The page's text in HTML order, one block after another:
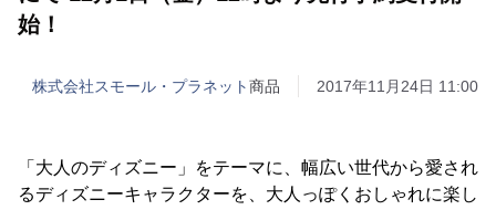
始！
株式会社スモール・プラネット商品 2017年11月24日 11:00
「大人のディズニー」をテーマに、幅広い世代から愛され
るディズニーキャラクターを、大人っぽくおしゃれに楽し